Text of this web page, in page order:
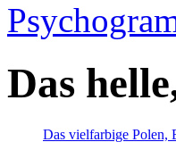
Das
Das vielfarbige Polen,